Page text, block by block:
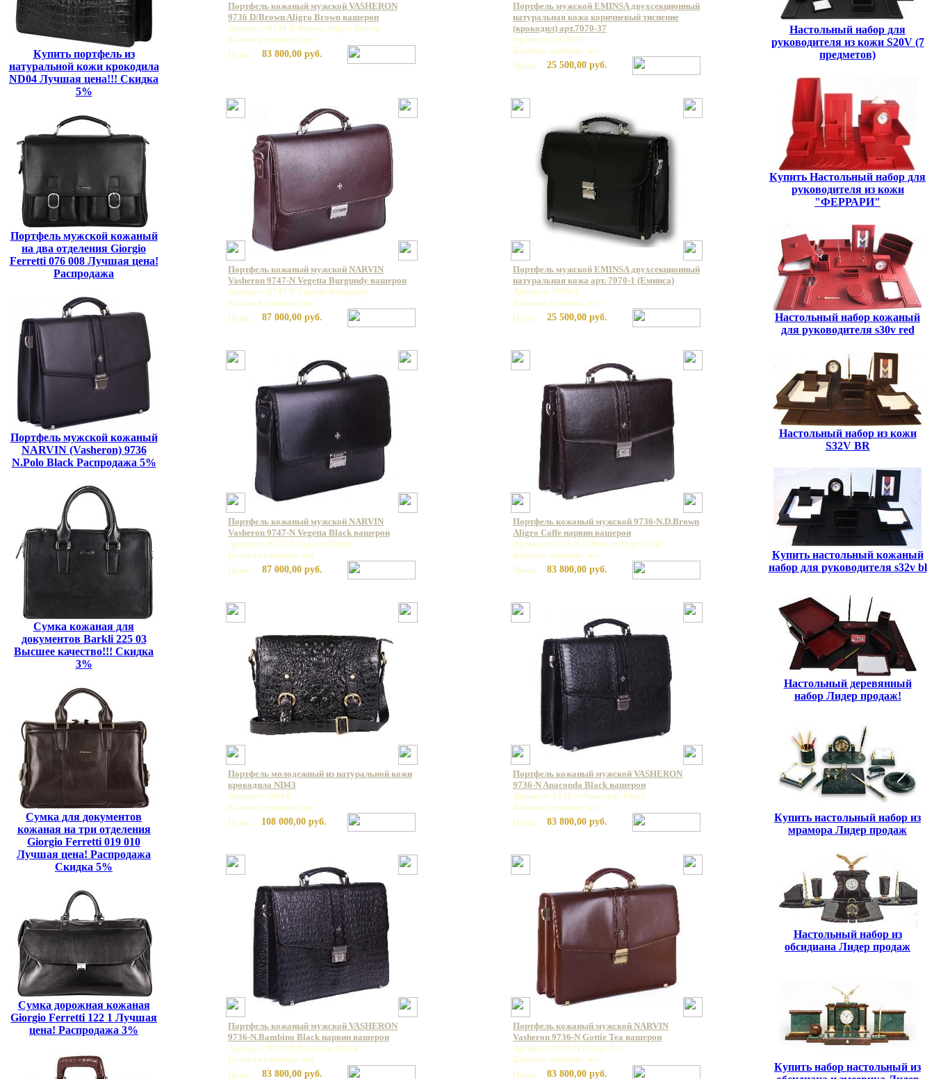
Купить портфель из
натуральной кожи крокодила
ND04 Лучшая цена!!! Скидка
5%
Портфель мужской кожаный
на два отделения Giorgio
Ferretti 076 008 Лучшая цена!
Распродажа
Портфель мужской кожаный
NARVIN (Vasheron) 9736
N.Polo Black Распродажа 5%
Сумка кожаная для
документов Barkli 225 03
Высшее качество!!! Скидка
3%
Сумка для документов
кожаная на три отделения
Giorgio Ferretti 019 010
Лучшая цена! Распродажа
Скидка 5%
Сумка дорожная кожаная
Giorgio Ferretti 122 1 Лучшая
цена! Распродажа 3%
Портфель кожаный мужской VASHERON
9736 D/Brown Aligro Brown вашерон
Артикул: 9736 D/Brown Aligro Brown
Базовая единица: шт
Цена:
83 800,00 руб.
Портфель мужской EMINSA двухсекционный
натуральная кожа коричневый тиснение
(крокодил) арт.7070-37
Артикул: 7070-37
Базовая единица: шт
Цена:
25 500,00 руб.
Портфель кожаный мужской NARVIN
Vasheron 9747-N Vegetta Burgundy вашерон
Артикул: 9747 N Vegetta Burgundy
Базовая единица: шт
Цена:
87 000,00 руб.
Портфель мужской EMINSA двухсекционный
натуральная кожа арт. 7070-1 (Еминса)
Артикул: 7070-1
Базовая единица: шт
Цена:
25 500,00 руб.
Портфель кожаный мужской NARVIN
Vasheron 9747-N Vegetta Black вашерон
Артикул: 9747 N Vegetta Black
Базовая единица: шт
Цена:
87 000,00 руб.
Портфель кожаный мужской 9736-N.D.Brown
Aligro Caffe нарвин вашерон
Артикул: 9736 N.D.Brown Aligro Caf
Базовая единица: шт
Цена:
83 800,00 руб.
Портфель молодежный из натуральной кожи
крокодила ND43
Артикул: ND43
Базовая единица: шт
Цена:
108 000,00 руб.
Портфель кожаный мужской VASHERON
9736-N Anaconda Black вашерон
Артикул: 9736 N Anaconda Black
Базовая единица: шт
Цена:
83 800,00 руб.
Портфель кожаный мужской VASHERON
9736-N.Bambino Black нарвин вашерон
Артикул: 9736 N.Bambino Black
Базовая единица: шт
Цена:
83 800,00 руб.
Портфель кожаный мужской NARVIN
Vasheron 9736-N Gottie Tea вашерон
Артикул: 9736 N Gottie Tea
Базовая единица: шт
Цена:
83 800,00 руб.
Настольный набор для
руководителя из кожи S20V (7
предметов)
Купить Настольный набор для
руководителя из кожи
"ФЕРРАРИ"
Настольный набор кожаный
для руководителя s30v red
Настольный набор из кожи
S32V BR
Купить настольный кожаный
набор для руководителя s32v bl
Настольный деревянный
набор Лидер продаж!
Купить настольный набор из
мрамора Лидер продаж
Настольный набор из
обсидиана Лидер продаж
Купить набор настольный из